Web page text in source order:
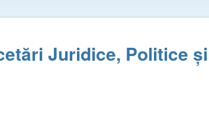
Juridice, Politice